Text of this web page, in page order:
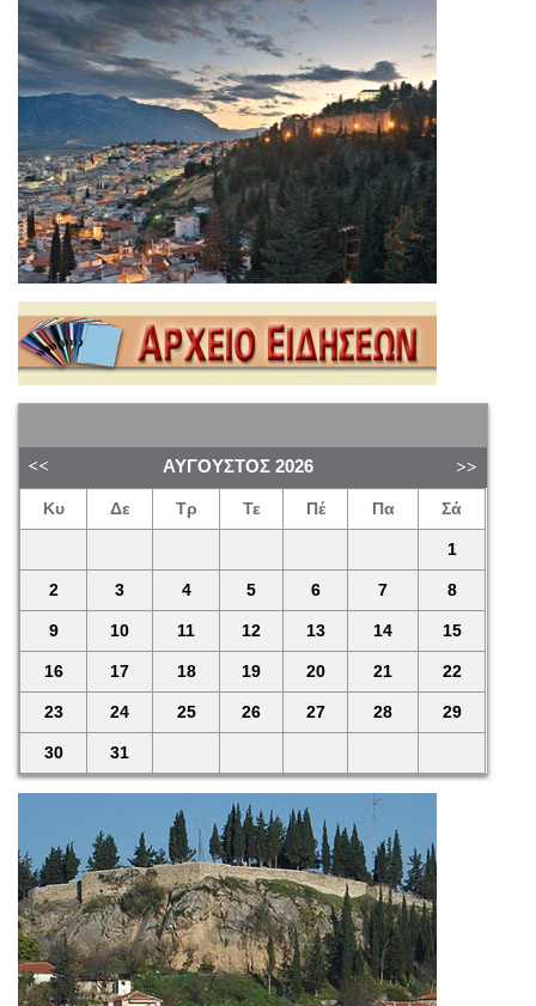
ΑΎΓΟΥΣΤΟΣ 2026
Κυ Δε Τρ Τε Πέ Πα Σά
1
2 3 4 5 6 7 8
9 10 11 12 13 14 15
16 17 18 19 20 21 22
23 24 25 26 27 28 29
30 31